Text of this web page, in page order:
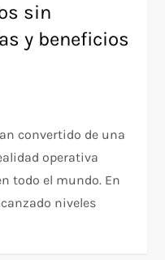
sin
y beneficios
convertido de una
operativa
todo el mundo. En
niveles